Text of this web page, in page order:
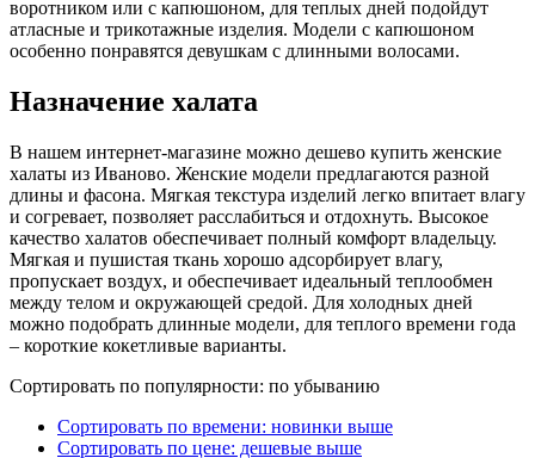
воротником или с капюшоном, для теплых дней подойдут
атласные и трикотажные изделия. Модели с капюшоном
особенно понравятся девушкам с длинными волосами.
Назначение халата
В нашем интернет-магазине можно дешево купить женские
халаты из Иваново. Женские модели предлагаются разной
длины и фасона. Мягкая текстура изделий легко впитает влагу
и согревает, позволяет расслабиться и отдохнуть. Высокое
качество халатов обеспечивает полный комфорт владельцу.
Мягкая и пушистая ткань хорошо адсорбирует влагу,
пропускает воздух, и обеспечивает идеальный теплообмен
между телом и окружающей средой. Для холодных дней
можно подобрать длинные модели, для теплого времени года
– короткие кокетливые варианты.
Сортировать по популярности: по убыванию
Сортировать по времени: новинки выше
Сортировать по цене: дешевые выше